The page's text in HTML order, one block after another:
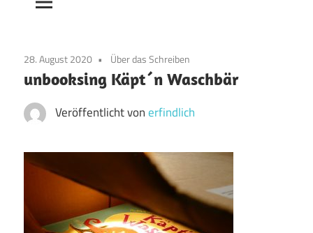
28. August 2020 Über das Schreiben
unbooksing Käpt´n Waschbär
Veröffentlicht vonerfindlich